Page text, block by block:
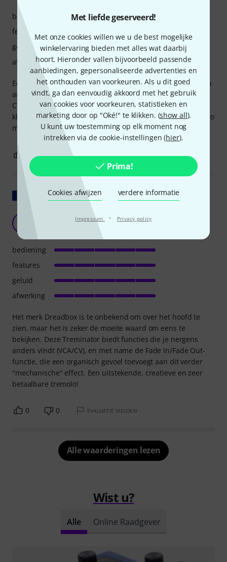
Met liefde geserveerd!
Met onze cookies willen we u de best mogelijke
winkelervaring bieden met alles wat daarbij
hoort. Hieronder vallen bijvoorbeeld passende
aanbiedingen, gepersonaliseerde advertenties en
het onthouden van voorkeuren. Als u dit goed
vindt, ga dan eenvoudig akkoord met het gebruik
van cookies voor voorkeuren, statistieken en
marketing door op "Oké!" te klikken. (show all).
U kunt uw toestemming op elk moment nog
intrekken via de cookie-instellingen (hier).
Prima!
Cookies afwijzen verdere informatie
Impressum · Privacy policy
Een pareltje voor een redelijke prijs, met meer functies dan
andere boutique pedalen, een warm geluid en meerdere
CV- en envelope-besturingsfuncties. Het is uniek in zijn
klasse met ramp-on/ramp-off functionaliteit, plus tap tempo
met onderverdelingen.
bediening
features
geluid
afwerking
0
Origineel tonen
Boris Le Canuet 15.11.2025
Het merk Dreadbox is te onbekend om over het hoofd te
zien, maar het is zeker de moeite waard om eens te
bekijken. Deze Treminator biedt functies die je nergens
anders vindt (VCA/CV), en met name de Fade In/Fade Out-
functie, die een organisch gevoel toevoegt aan dit verder
"mechanische" effect. Een uitstekende, creatieve en zeer
betaalbare tremolo!
bediening
features
geluid
afwerking
0 0 EVALUATIE MELDEN
Alle waarderingen lezen
Wist u?
Alle Online Raadgever